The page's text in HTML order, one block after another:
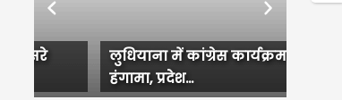
लुधियाना में कांग्रेस कार्यक्रम दौरान
हंगामा, प्रदेश...
Previous Next